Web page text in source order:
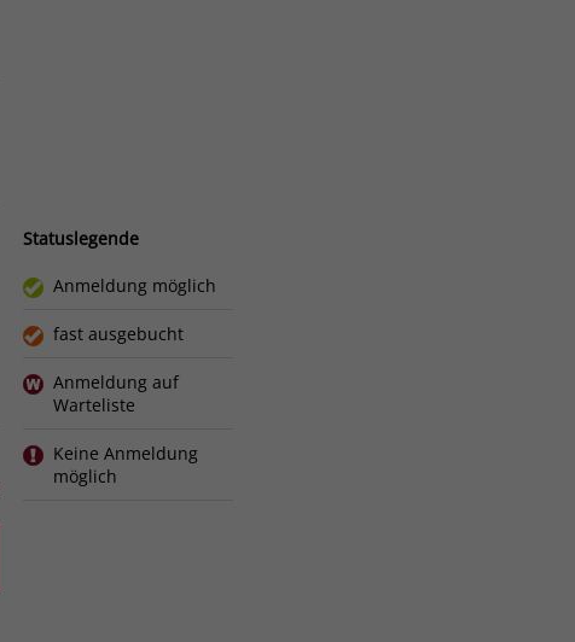
Statuslegende
Anmeldung möglich
fast ausgebucht
Anmeldung auf
Warteliste
Keine Anmeldung
möglich